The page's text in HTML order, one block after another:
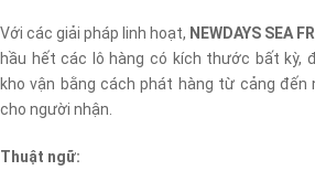
Với các giải pháp linh hoạt, NEWDAYS SEA
hầu hết các lô hàng có kích thước bất kỳ,
kho vận bằng cách phát hàng từ cảng đến
cho người nhận.
Thuật ngữ: